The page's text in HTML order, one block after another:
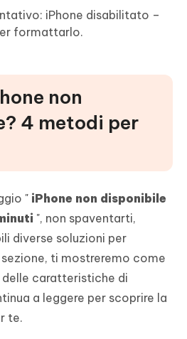
iPhone disabilitato –
formattarlo.
non
4 metodi per
" iPhone non disponibile
", non spaventarti,
diverse soluzioni per
ti mostreremo come
caratteristiche di
a leggere per scoprire la
te.